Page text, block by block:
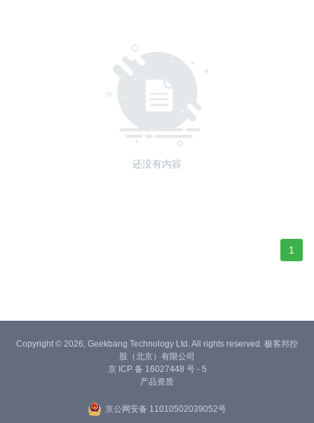
还没有内容
1
Copyright © 2026, Geekbang Technology Ltd. All rights reserved. 极客邦控
股（北京）有限公司
京 ICP 备 16027448 号 - 5
产品资质
京公网安备 11010502039052号